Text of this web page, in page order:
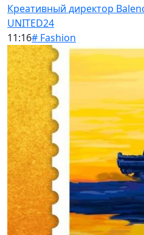
Креативный директор
UNITED24
11:16# Fashion